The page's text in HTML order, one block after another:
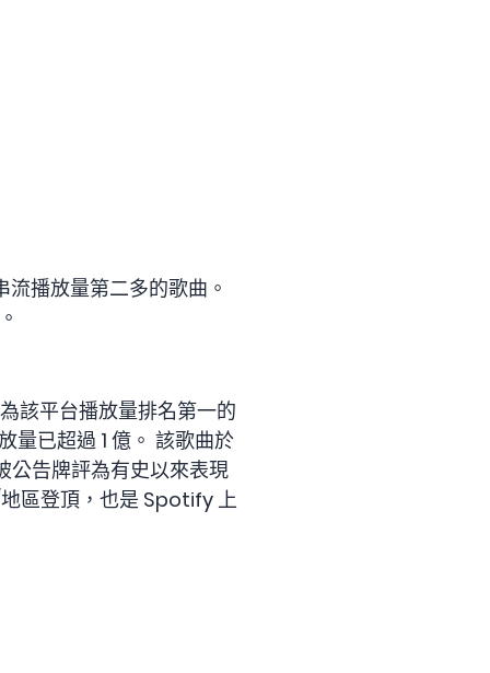
播放量第二多的歌曲。
該平台播放量排名第一的
已超過 1 億。 該歌曲於
公告牌評為有史以來表現
區登頂，也是 Spotify 上